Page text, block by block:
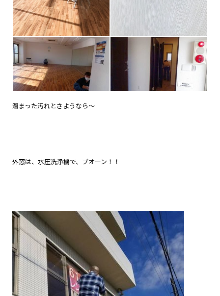
溜まった汚れとさようなら～
外窓は、水圧洗浄機で、ブオーン！！